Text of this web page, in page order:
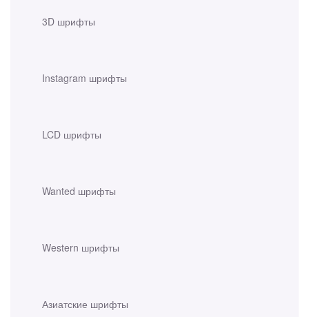
3D шрифты
Instagram шрифты
LCD шрифты
Wanted шрифты
Western шрифты
Азиатские шрифты